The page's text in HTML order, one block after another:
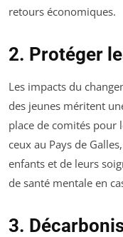
retours économiques.
2. Protéger
Les impacts du
des jeunes méritent
place de comités pour
ceux au Pays de
enfants et de leurs
de santé mentale en
3.